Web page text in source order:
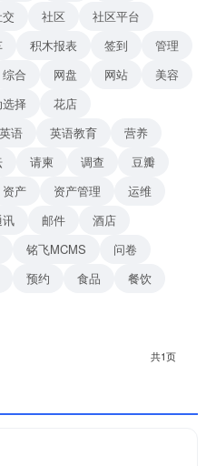
社区
社区平台
积木报表 签到
管理
综合 网盘 网站
美容
择
花店
英语 英语教育
营养
请柬 调查
豆瓣
资产 资产管理
运维
邮件
酒店
铭飞MCMS
问卷
预约 食品
餐饮
共1页